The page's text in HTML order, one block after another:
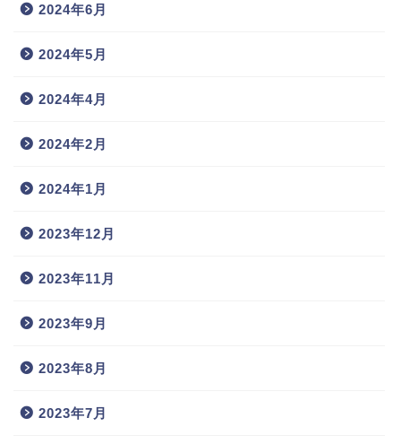
2024年6月
2024年5月
2024年4月
2024年2月
2024年1月
2023年12月
2023年11月
2023年9月
2023年8月
2023年7月